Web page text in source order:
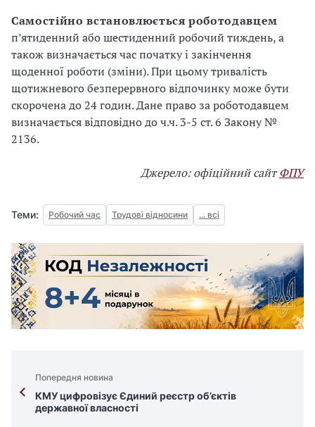
Самостійно встановлюється роботодавцем
п’ятиденний або шестиденний робочий тиждень, а
також визначається час початку і закінчення
щоденної роботи (зміни). При цьому тривалість
щотижневого безперервного відпочинку може бути
скорочена до 24 годин. Дане право за роботодавцем
визначається відповідно до ч.ч. 3-5 ст. 6 Закону №
2136.
Джерело: офіційний сайтФПУ
Теми: Робочий час Трудові відносини ... всі
Попередня новина
КМУ цифровізує Єдиний реєстр об’єктів
державної власності